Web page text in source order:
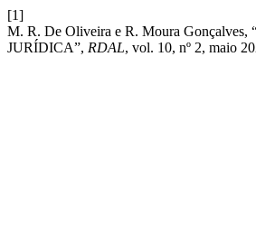
[1]
M. R. De Oliveira e R. Moura
JURÍDICA”, RDAL, vol. 10, nº 2, maio